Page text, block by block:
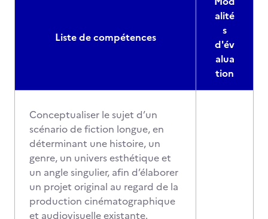
Liste de compétences
alité
s
d'év
alua
tion
Conceptualiser le sujet d’un
scénario de fiction longue, en
déterminant une histoire, un
genre, un univers esthétique et
un angle singulier, afin d’élaborer
un projet original au regard de la
production cinématographique
et audiovisuelle existante.